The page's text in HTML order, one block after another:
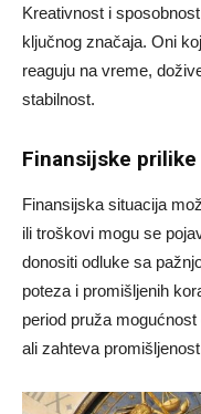
Kreativnost i
ključnog značaja. Oni
reaguju na vreme,
stabilnost.
Finansijske
Finansijska situacija
ili troškovi mogu se
donositi odluke sa
poteza i promišljenih
period pruža
ali zahteva